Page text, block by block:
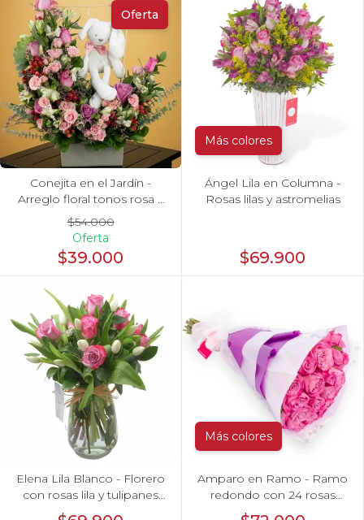
Oferta
Conejita en el Jardín -
Arreglo floral tonos rosa y
conejita
$54.000
Oferta
$39.000
Más colores
Ángel Lila en Columna -
Rosas lilas y astromelias
$69.900
Elena Lila Blanco - Florero
con rosas lila y tulipanes
Más colores
Amparo en Ramo - Ramo
redondo con 24 rosas
ecuatorianas lila